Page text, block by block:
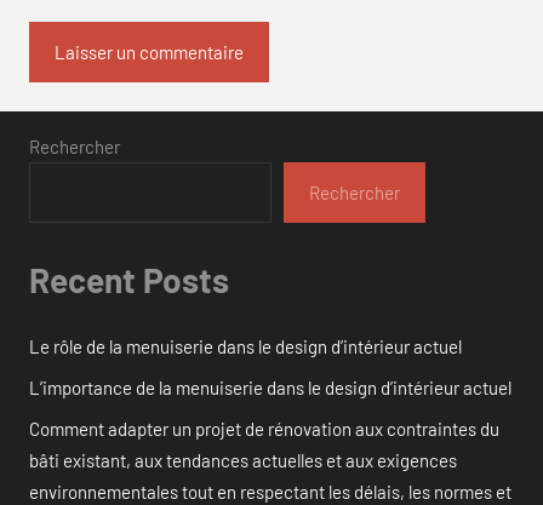
Rechercher
Rechercher
Recent Posts
Le rôle de la menuiserie dans le design d’intérieur actuel
L’importance de la menuiserie dans le design d’intérieur actuel
Comment adapter un projet de rénovation aux contraintes du
bâti existant, aux tendances actuelles et aux exigences
environnementales tout en respectant les délais, les normes et